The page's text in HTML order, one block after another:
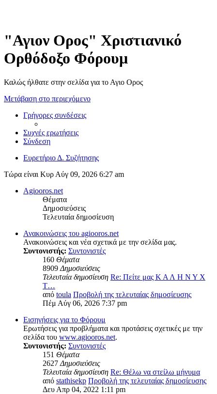
"Αγιον Ορος" Χριστιανικό
Ορθόδοξο Φόρουμ
Καλώς ήλθατε στην σελίδα για το Αγιο Ορος
Μετάβαση στο περιεχόμενο
Γρήγορες συνδέσεις
Συχνές ερωτήσεις
Σύνδεση
Ευρετήριο Δ. Συζήτησης
Τώρα είναι Κυρ Αύγ 09, 2026 6:27 am
Agiooros.net
Θέματα
Δημοσιεύσεις
Τελευταία δημοσίευση
Ανακοινώσεις του agiooros.net
Ανακοινώσεις και νέα σχετικά με την σελίδα μας.
Συντονιστής: Συντονιστές
160 Θέματα
8909 Δημοσιεύσεις
Τελευταία δημοσίευση Re: Πείτε μας Κ Α Λ Η Ν Υ Χ
Τ…
από toula Προβολή της τελευταίας δημοσίευσης
Πέμ Αύγ 06, 2026 7:37 pm
Εισηγήσεις για το Φόρουμ
Ερωτήσεις για προβλήματα και προτάσεις σχετικές με την
σελίδα του www.agiooros.net.
Συντονιστής: Συντονιστές
151 Θέματα
2627 Δημοσιεύσεις
Τελευταία δημοσίευση Re: Θέλω να στείλω μήνυμα
από stathisekp Προβολή της τελευταίας δημοσίευσης
Δευ Απρ 04, 2022 1:11 pm